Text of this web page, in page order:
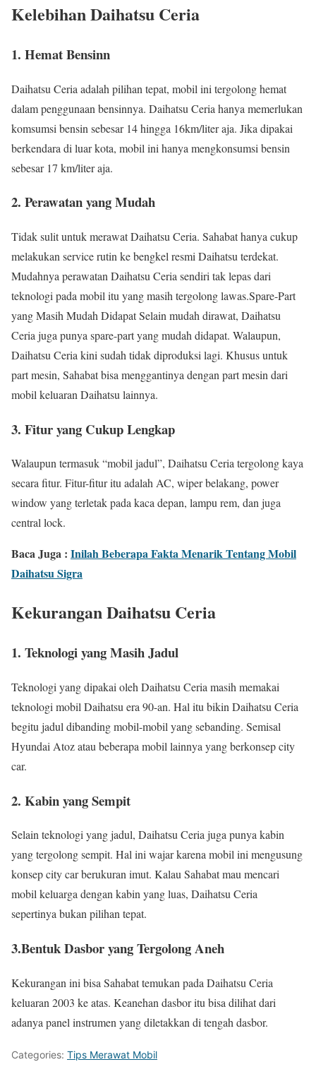
Kelebihan Daihatsu Ceria
1. Hemat Bensinn
Daihatsu Ceria adalah pilihan tepat, mobil ini tergolong hemat
dalam penggunaan bensinnya. Daihatsu Ceria hanya memerlukan
komsumsi bensin sebesar 14 hingga 16km/liter aja. Jika dipakai
berkendara di luar kota, mobil ini hanya mengkonsumsi bensin
sebesar 17 km/liter aja.
2. Perawatan yang Mudah
Tidak sulit untuk merawat Daihatsu Ceria. Sahabat hanya cukup
melakukan service rutin ke bengkel resmi Daihatsu terdekat.
Mudahnya perawatan Daihatsu Ceria sendiri tak lepas dari
teknologi pada mobil itu yang masih tergolong lawas.Spare-Part
yang Masih Mudah Didapat Selain mudah dirawat, Daihatsu
Ceria juga punya spare-part yang mudah didapat. Walaupun,
Daihatsu Ceria kini sudah tidak diproduksi lagi. Khusus untuk
part mesin, Sahabat bisa menggantinya dengan part mesin dari
mobil keluaran Daihatsu lainnya.
3. Fitur yang Cukup Lengkap
Walaupun termasuk “mobil jadul”, Daihatsu Ceria tergolong kaya
secara fitur. Fitur-fitur itu adalah AC, wiper belakang, power
window yang terletak pada kaca depan, lampu rem, dan juga
central lock.
Baca Juga : Inilah Beberapa Fakta Menarik Tentang Mobil
Daihatsu Sigra
Kekurangan Daihatsu Ceria
1. Teknologi yang Masih Jadul
Teknologi yang dipakai oleh Daihatsu Ceria masih memakai
teknologi mobil Daihatsu era 90-an. Hal itu bikin Daihatsu Ceria
begitu jadul dibanding mobil-mobil yang sebanding. Semisal
Hyundai Atoz atau beberapa mobil lainnya yang berkonsep city
car.
2. Kabin yang Sempit
Selain teknologi yang jadul, Daihatsu Ceria juga punya kabin
yang tergolong sempit. Hal ini wajar karena mobil ini mengusung
konsep city car berukuran imut. Kalau Sahabat mau mencari
mobil keluarga dengan kabin yang luas, Daihatsu Ceria
sepertinya bukan pilihan tepat.
3.Bentuk Dasbor yang Tergolong Aneh
Kekurangan ini bisa Sahabat temukan pada Daihatsu Ceria
keluaran 2003 ke atas. Keanehan dasbor itu bisa dilihat dari
adanya panel instrumen yang diletakkan di tengah dasbor.
Categories: Tips Merawat Mobil